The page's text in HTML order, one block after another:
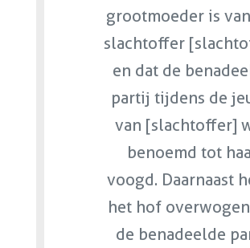
grootmoeder is
slachtoffer
en dat de
partij tijdens de
van [slachtoffer]
benoemd tot
voogd. Daarnaast
het hof
de benadeelde